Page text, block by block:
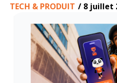
TECH & PRODUIT / 8 juillet